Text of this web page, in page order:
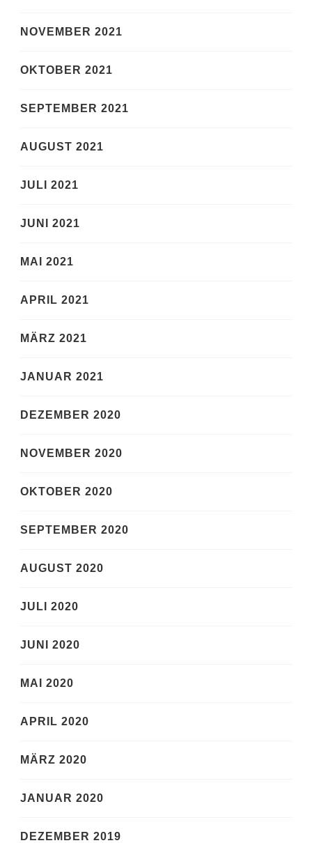
NOVEMBER 2021
OKTOBER 2021
SEPTEMBER 2021
AUGUST 2021
JULI 2021
JUNI 2021
MAI 2021
APRIL 2021
MÄRZ 2021
JANUAR 2021
DEZEMBER 2020
NOVEMBER 2020
OKTOBER 2020
SEPTEMBER 2020
AUGUST 2020
JULI 2020
JUNI 2020
MAI 2020
APRIL 2020
MÄRZ 2020
JANUAR 2020
DEZEMBER 2019